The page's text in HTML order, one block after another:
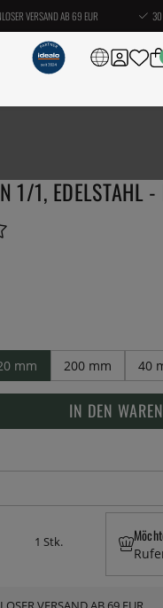
VERSAND AB 69 EUR 30
1/1, EDELSTAHL
mm 200 mm 40
IN DEN
1 Stk.